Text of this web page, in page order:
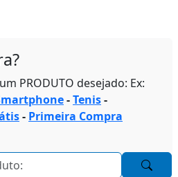
PRODUTO desejado: Ex:
-Tenis-
- Primeira Compra